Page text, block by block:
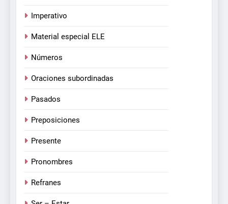
Imperativo
Material especial ELE
Números
Oraciones subordinadas
Pasados
Preposiciones
Presente
Pronombres
Refranes